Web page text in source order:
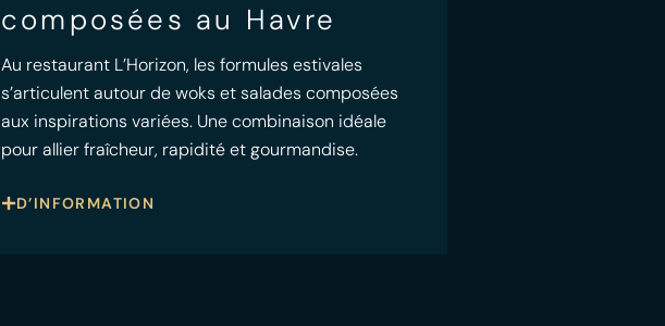
composées au Havre
Au restaurant L’Horizon, les formules estivales
s’articulent autour de woks et salades composées
aux inspirations variées. Une combinaison idéale
pour allier fraîcheur, rapidité et gourmandise.
D’INFORMATION